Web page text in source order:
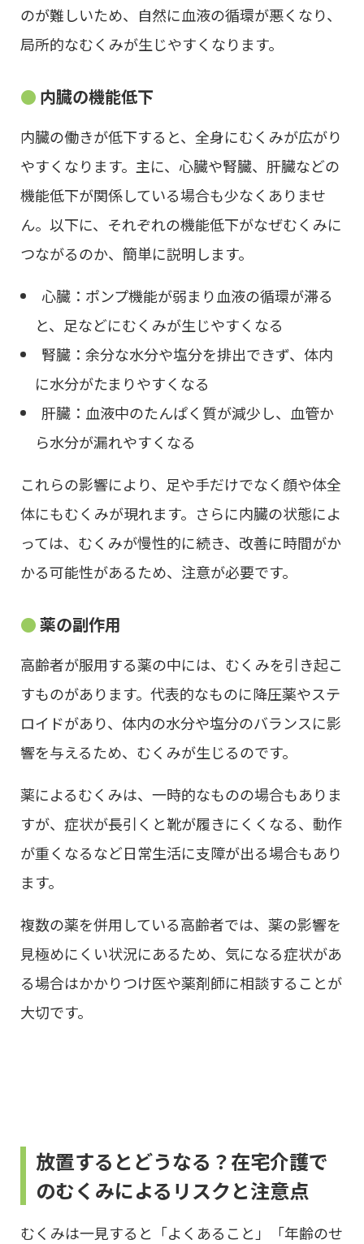
のが難しいため、自然に血液の循環が悪くなり、
局所的なむくみが生じやすくなります。
内臓の機能低下
内臓の働きが低下すると、全身にむくみが広がり
やすくなります。主に、心臓や腎臓、肝臓などの
機能低下が関係している場合も少なくありませ
ん。以下に、それぞれの機能低下がなぜむくみに
つながるのか、簡単に説明します。
心臓：ポンプ機能が弱まり血液の循環が滞る
と、足などにむくみが生じやすくなる
腎臓：余分な水分や塩分を排出できず、体内
に水分がたまりやすくなる
肝臓：血液中のたんぱく質が減少し、血管か
ら水分が漏れやすくなる
これらの影響により、足や手だけでなく顔や体全
体にもむくみが現れます。さらに内臓の状態によ
っては、むくみが慢性的に続き、改善に時間がか
かる可能性があるため、注意が必要です。
薬の副作用
高齢者が服用する薬の中には、むくみを引き起こ
すものがあります。代表的なものに降圧薬やステ
ロイドがあり、体内の水分や塩分のバランスに影
響を与えるため、むくみが生じるのです。
薬によるむくみは、一時的なものの場合もありま
すが、症状が長引くと靴が履きにくくなる、動作
が重くなるなど日常生活に支障が出る場合もあり
ます。
複数の薬を併用している高齢者では、薬の影響を
見極めにくい状況にあるため、気になる症状があ
る場合はかかりつけ医や薬剤師に相談することが
大切です。
放置するとどうなる？在宅介護で
のむくみによるリスクと注意点
むくみは一見すると「よくあること」「年齢のせ